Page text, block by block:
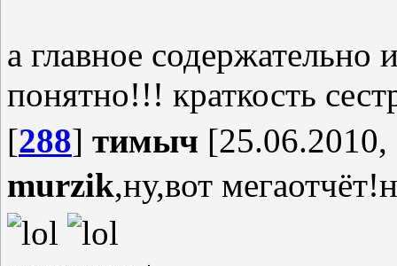
а главное содержательно
понятно!!! краткость
[288] тимыч
murzik,ну,вот